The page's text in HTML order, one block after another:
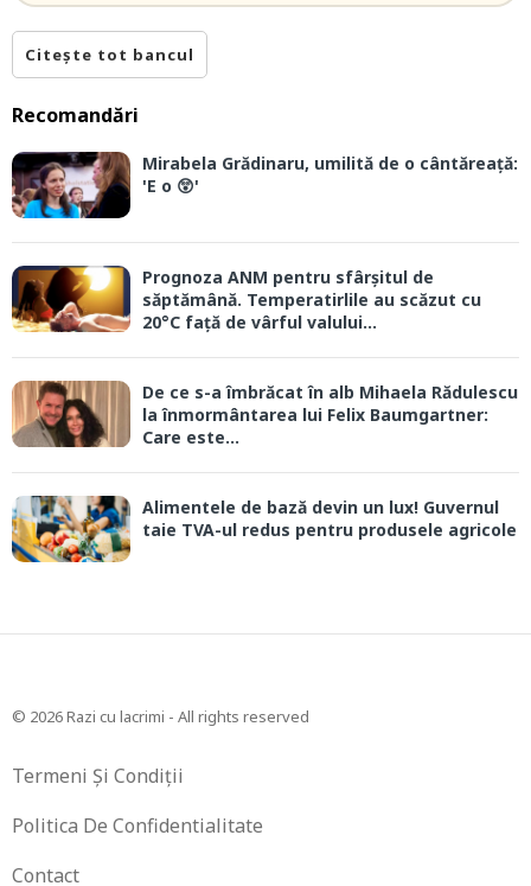
Citește tot bancul
Recomandări
Mirabela Grădinaru, umilită de o cântăreață:
'E o 😲'
Prognoza ANM pentru sfârșitul de
săptămână. Temperatirlile au scăzut cu
20°C față de vârful valului...
De ce s-a îmbrăcat în alb Mihaela Rădulescu
la înmormântarea lui Felix Baumgartner:
Care este...
Alimentele de bază devin un lux! Guvernul
taie TVA-ul redus pentru produsele agricole
© 2026 Razi cu lacrimi - All rights reserved
Termeni Și Condiții
Politica De Confidentialitate
Contact